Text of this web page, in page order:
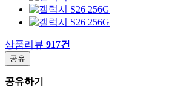
상품리뷰 917건
공유
공유하기